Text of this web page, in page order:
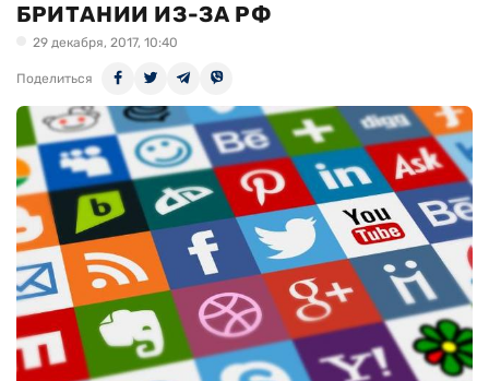
БРИТАНИИ ИЗ-ЗА РФ
29 декабря, 2017, 10:40
Поделиться